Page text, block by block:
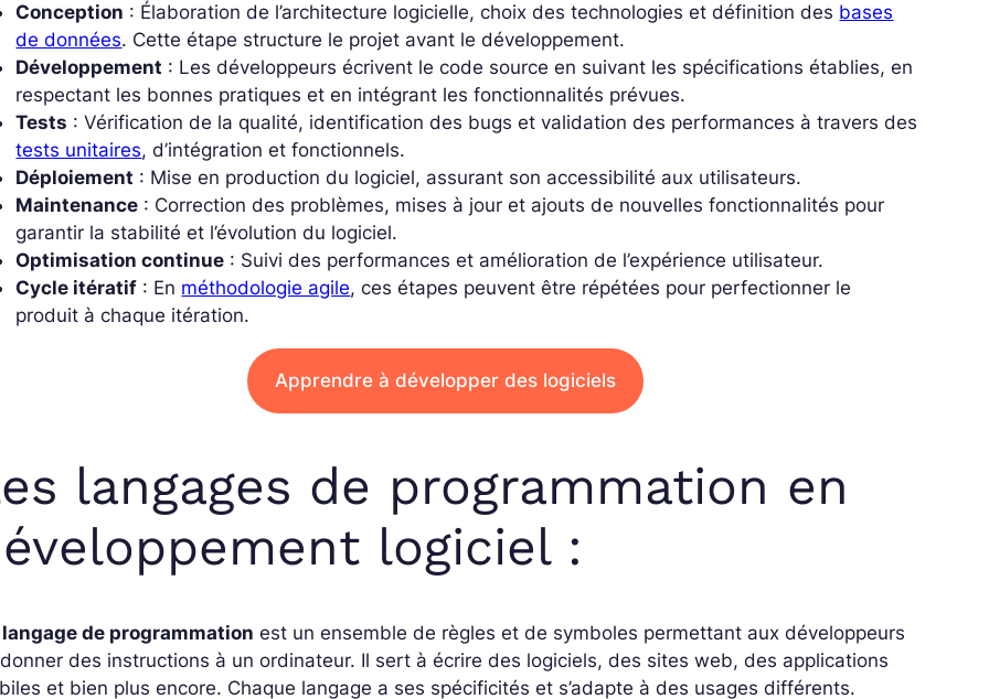
Conception : Élaboration de l’architecture logicielle, choix des technologies et définition des bases
de données. Cette étape structure le projet avant le développement.
Développement : Les développeurs écrivent le code source en suivant les spécifications établies, en
respectant les bonnes pratiques et en intégrant les fonctionnalités prévues.
Tests : Vérification de la qualité, identification des bugs et validation des performances à travers des
tests unitaires, d’intégration et fonctionnels.
Déploiement : Mise en production du logiciel, assurant son accessibilité aux utilisateurs.
Maintenance : Correction des problèmes, mises à jour et ajouts de nouvelles fonctionnalités pour
garantir la stabilité et l’évolution du logiciel.
Optimisation continue : Suivi des performances et amélioration de l’expérience utilisateur.
Cycle itératif : En méthodologie agile, ces étapes peuvent être répétées pour perfectionner le
produit à chaque itération.
Apprendre à développer des logiciels
langages de programmation en
logiciel :
langage de programmation est un ensemble de règles et de symboles permettant aux développeurs
des instructions à un ordinateur. Il sert à écrire des logiciels, des sites web, des applications
et bien plus encore. Chaque langage a ses spécificités et s’adapte à des usages différents.